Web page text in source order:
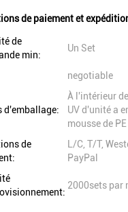
de paiement et
de
min:
Un Set
negotiable
d'emballage:
À l'intérieur
UV d'unité a
mousse de PE
de
L/C, T/T,
PayPal
2000sets par